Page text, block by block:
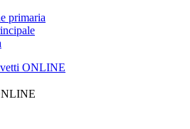
primaria
ONLINE